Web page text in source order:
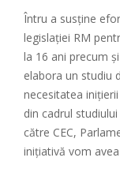
Întru a susține
legislației RM
la 16 ani precum
elabora un studiu
necesitatea
din cadrul
către CEC,
inițiativă vom avea